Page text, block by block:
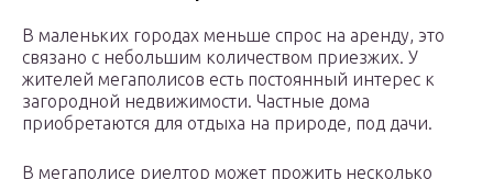
В маленьких городах меньше спрос на аренду, это
связано с небольшим количеством приезжих. У
жителей мегаполисов есть постоянный интерес к
загородной недвижимости. Частные дома
приобретаются для отдыха на природе, под дачи.
В мегаполисе риелтор может прожить несколько